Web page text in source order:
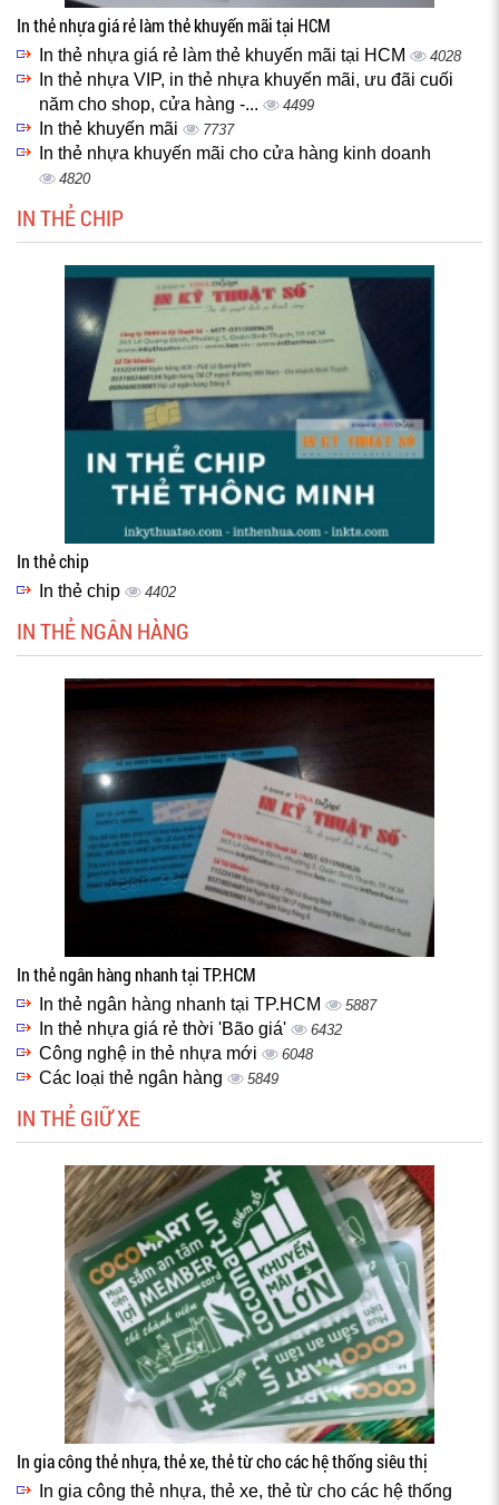
In thẻ nhựa giá rẻ làm thẻ khuyến mãi tại HCM
In thẻ nhựa giá rẻ làm thẻ khuyến mãi tại HCM 4028
In thẻ nhựa VIP, in thẻ nhựa khuyến mãi, ưu đãi cuối
năm cho shop, cửa hàng -...
4499
In thẻ khuyến mãi 7737
In thẻ nhựa khuyến mãi cho cửa hàng kinh doanh
4820
IN THẺ CHIP
In thẻ chip
In thẻ chip 4402
IN THẺ NGÂN HÀNG
In thẻ ngân hàng nhanh tại TP.HCM
In thẻ ngân hàng nhanh tại TP.HCM 5887
In thẻ nhựa giá rẻ thời 'Bão giá' 6432
Công nghệ in thẻ nhựa mới 6048
Các loại thẻ ngân hàng 5849
IN THẺ GIỮ XE
In gia công thẻ nhựa, thẻ xe, thẻ từ cho các hệ thống siêu thị
In gia công thẻ nhựa, thẻ xe, thẻ từ cho các hệ thống